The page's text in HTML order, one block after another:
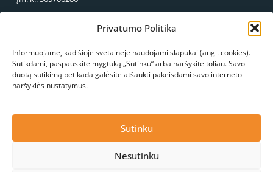
Privatumo Politika
Informuojame, kad šioje svetainėje naudojami slapukai (angl. cookies).
Sutikdami, paspauskite mygtuką „Sutinku“ arba naršykite toliau. Savo
duotą sutikimą bet kada galėsite atšaukti pakeisdami savo interneto
naršyklės nustatymus.
Sutinku
Nesutinku
Reg. Adresas.: Sirupio g. 49-43, Panevėžys
Mus galite rasti
S.Kerbedžio g. 23, Panevėžys
Paskambinkite mums Konsultacija